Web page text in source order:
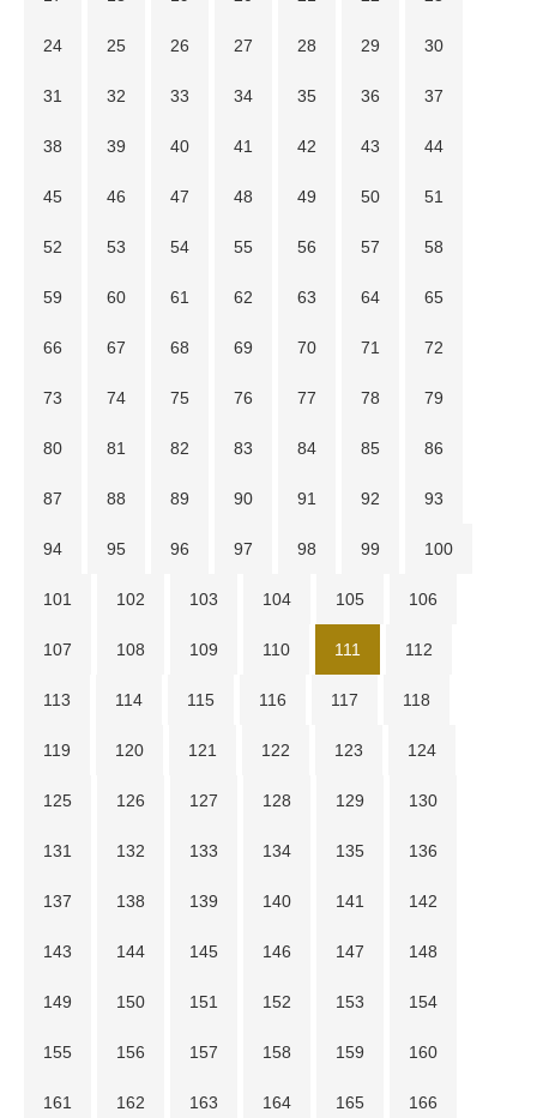
24 25 26 27 28 29 30
31 32 33 34 35 36 37
38 39 40 41 42 43 44
45 46 47 48 49 50 51
52 53 54 55 56 57 58
59 60 61 62 63 64 65
66 67 68 69 70 71 72
73 74 75 76 77 78 79
80 81 82 83 84 85 86
87 88 89 90 91 92 93
94 95 96 97 98 99 100
101 102 103 104 105 106
107 108 109 110 111 112
113 114 115 116 117 118
119 120 121 122 123 124
125 126 127 128 129 130
131 132 133 134 135 136
137 138 139 140 141 142
143 144 145 146 147 148
149 150 151 152 153 154
155 156 157 158 159 160
161 162 163 164 165 166